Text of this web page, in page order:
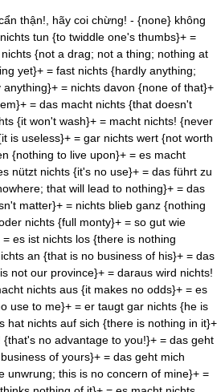
thận!, hãy coi chừng! - {none} không
tun {to twiddle one's thumbs}+ =
{not a drag; not a thing; nothing at
yet}+ = fast nichts {hardly anything;
= nichts davon {none of that}+
= das macht nichts {that doesn't
{it won't wash}+ = macht nichts! {never
is useless}+ = gar nichts wert {not worth
{nothing to live upon}+ = es macht
nützt nichts {it's no use}+ = das führt zu
that will lead to nothing}+ = das
matter}+ = nichts blieb ganz {nothing
nichts {full monty}+ = so gut wie
es ist nichts los {there is nothing
an {that is no business of his}+ = das
not our province}+ = daraus wird nichts!
nichts aus {it makes no odds}+ = es
use to me}+ = er taugt gar nichts {he is
hat nichts auf sich {there is nothing in it}+
no advantage to you!}+ = das geht
of yours}+ = das geht mich
unwrung; this is no concern of mine}+ =